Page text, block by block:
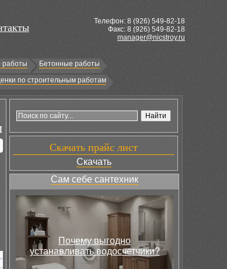
Телефон: 8 (926) 549-82-18
Факс: 8 (926) 549-82-18
manager@nicstroy.ru
работы
Бетонные работы
по строительным работам
Скачать прайс лист
Скачать
Сам себе сантехник
Почему выгодно
устанавливать водосчетчики?